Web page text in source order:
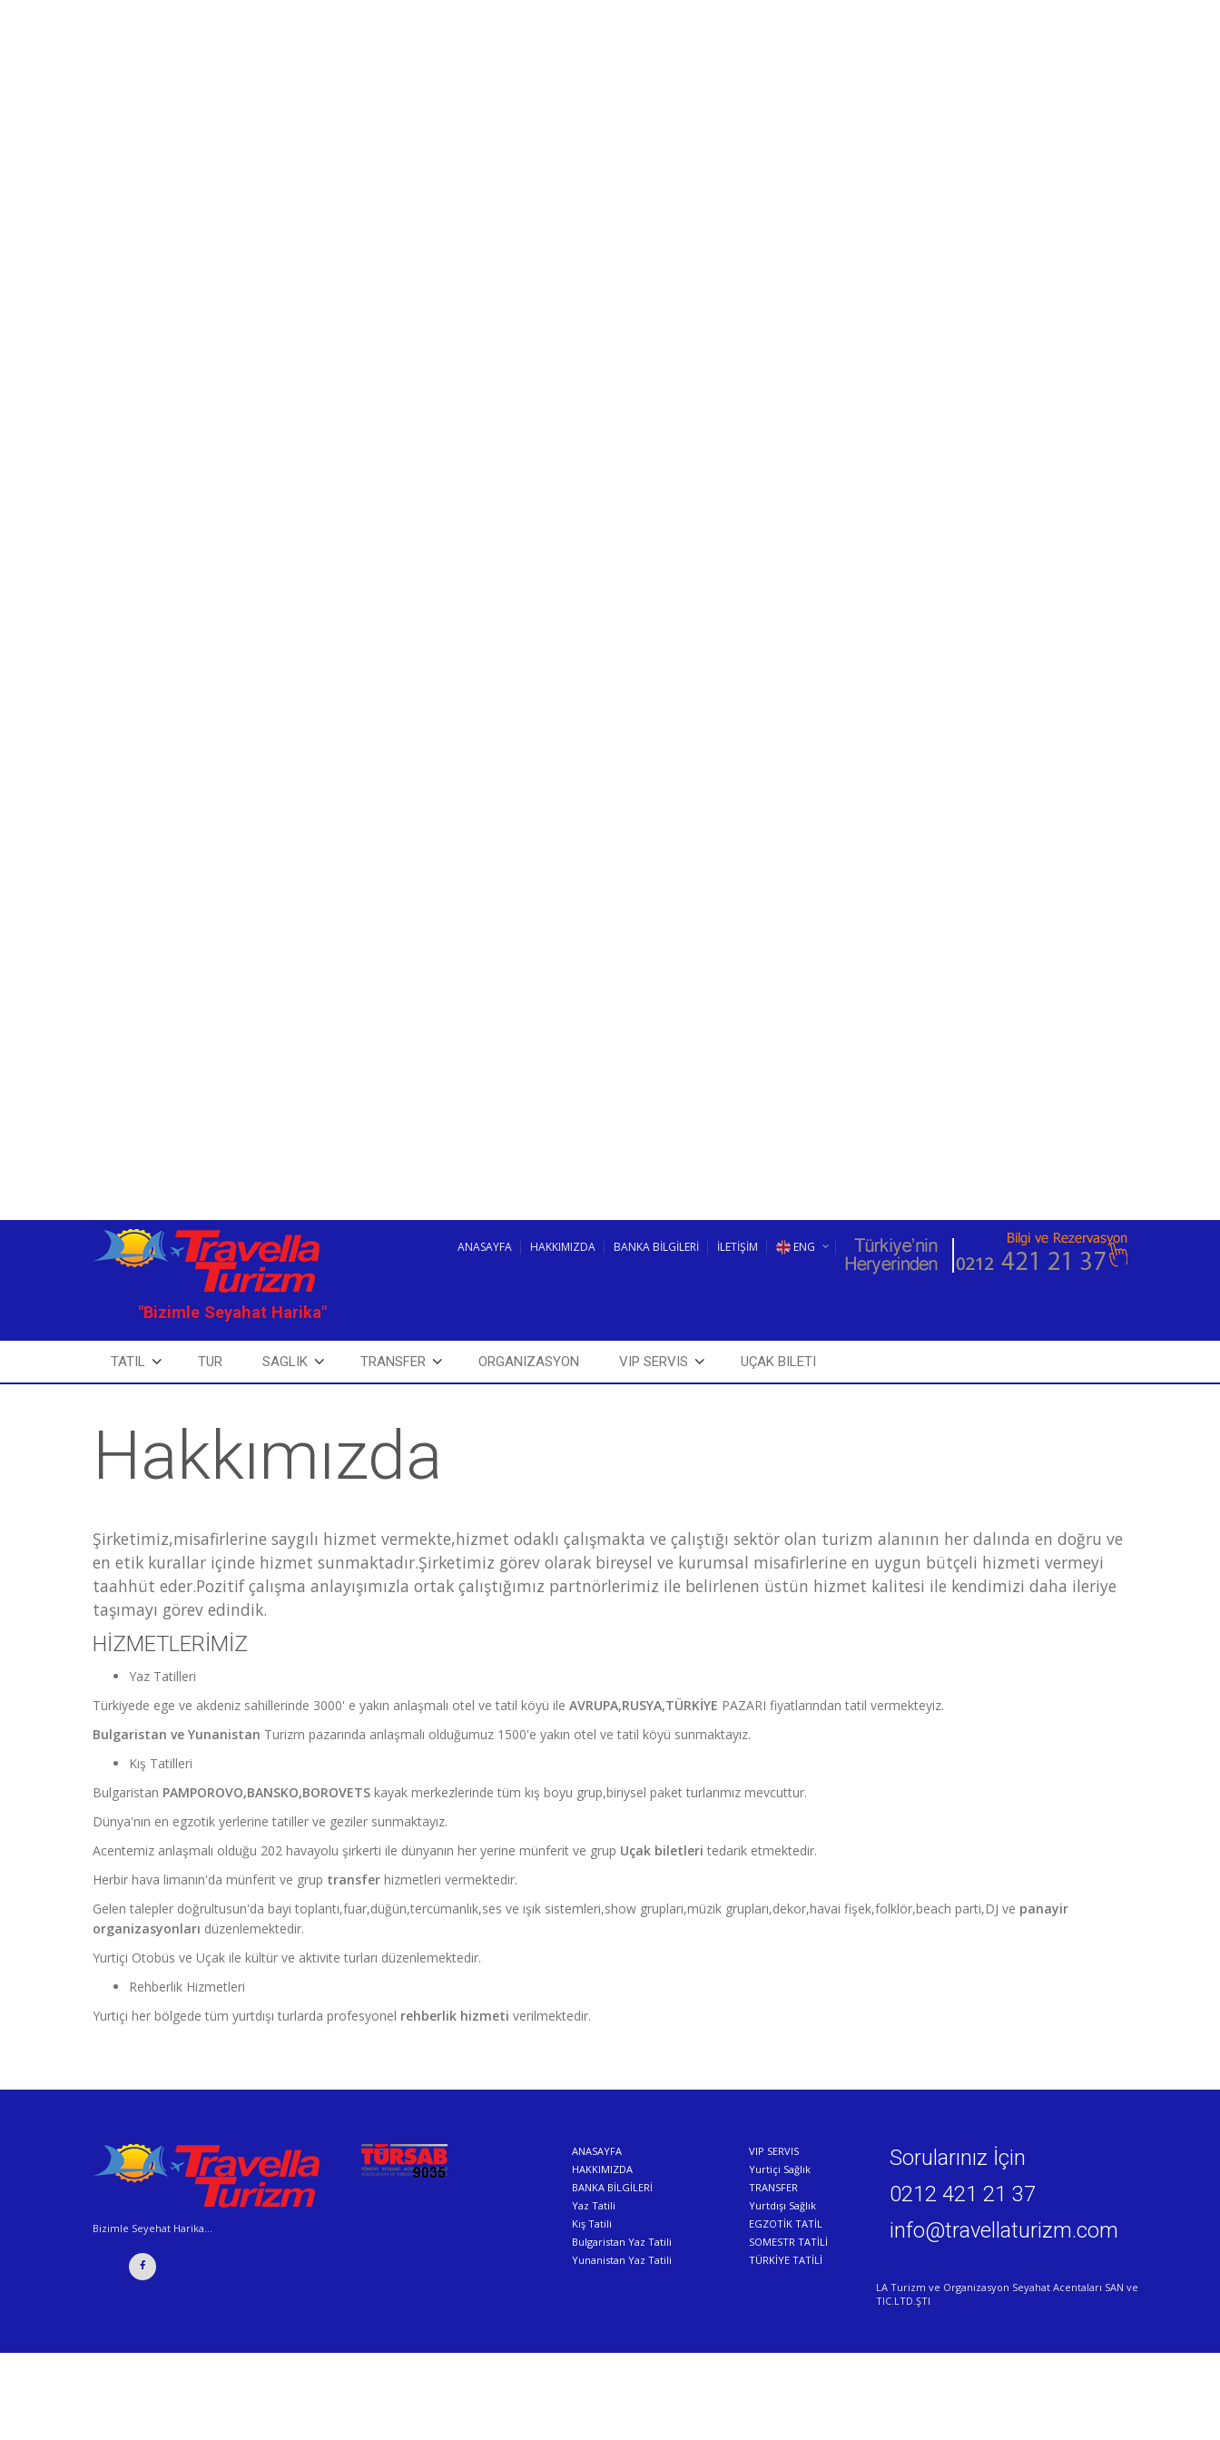
ANASAYFA HAKKIMIZDA BANKA BİLGİLERİ İLETİŞİM ENG
"Bizimle Seyahat Harika"
TATIL TUR SAGLIK TRANSFER ORGANIZASYON VIP SERVIS UÇAK BILETI
Hakkımızda
Şirketimiz,misafirlerine saygılı hizmet vermekte,hizmet odaklı çalışmakta ve çalıştığı sektör olan turizm alanının her dalında en doğru ve
en etik kurallar içinde hizmet sunmaktadır.Şirketimiz görev olarak bireysel ve kurumsal misafirlerine en uygun bütçeli hizmeti vermeyi
taahhüt eder.Pozitif çalışma anlayışımızla ortak çalıştığımız partnörlerimiz ile belirlenen üstün hizmet kalitesi ile kendimizi daha ileriye
taşımayı görev edindik.
HİZMETLERİMİZ
Yaz Tatilleri
Türkiyede ege ve akdeniz sahillerinde 3000' e yakın anlaşmalı otel ve tatil köyü ile AVRUPA,RUSYA,TÜRKİYE PAZARI fiyatlarından tatil vermekteyiz.
Bulgaristan ve Yunanistan Turizm pazarında anlaşmalı olduğumuz 1500'e yakın otel ve tatil köyü sunmaktayız.
Kış Tatilleri
Bulgaristan PAMPOROVO,BANSKO,BOROVETS kayak merkezlerinde tüm kış boyu grup,biriysel paket turlarımız mevcuttur.
Dünya'nın en egzotik yerlerine tatiller ve geziler sunmaktayız.
Acentemiz anlaşmalı olduğu 202 havayolu şirkerti ile dünyanın her yerine münferit ve grup Uçak biletleri tedarik etmektedir.
Herbir hava limanın'da münferit ve grup transfer hizmetleri vermektedir.
Gelen talepler doğrultusun'da bayi toplantı,fuar,düğün,tercümanlık,ses ve ışık sistemleri,show grupları,müzik grupları,dekor,havai fişek,folklör,beach parti,DJ ve panayir
organizasyonları düzenlemektedir.
Yurtiçi Otobüs ve Uçak ile kültür ve aktivite turları düzenlemektedir.
Rehberlik Hizmetleri
Yurtiçi her bölgede tüm yurtdışı turlarda profesyonel rehberlik hizmeti verilmektedir.
Bizimle Seyehat Harika...
ANASAYFA
HAKKIMIZDA
BANKA BİLGİLERİ
Yaz Tatili
Kış Tatili
Bulgaristan Yaz Tatili
Yunanistan Yaz Tatili
VIP SERVIS
Yurtiçi Sağlık
TRANSFER
Yurtdışı Sağlık
EGZOTİK TATİL
SOMESTR TATİLİ
TÜRKİYE TATİLİ
Sorularınız İçin
0212 421 21 37
info@travellaturizm.com
LA Turizm ve Organizasyon Seyahat Acentaları SAN ve
TIC.LTD.ŞTI